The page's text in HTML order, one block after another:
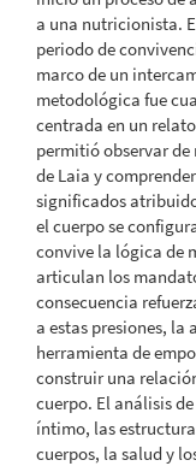
a una nutricionista.
periodo de
marco de un
metodológica fue
centrada en un
permitió observar
de Laia y
significados
el cuerpo se
convive la lógica de
articulan los
consecuencia
a estas presiones, la
herramienta de
construir una
cuerpo. El análisis
íntimo, las
cuerpos, la salud y